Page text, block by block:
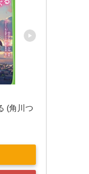
(角川つ